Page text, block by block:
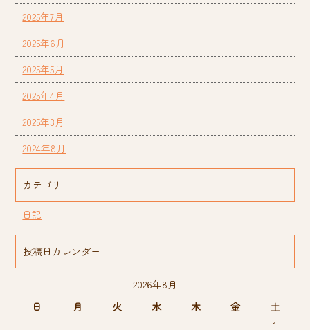
2025年7月
2025年6月
2025年5月
2025年4月
2025年3月
2024年8月
カテゴリー
日記
投稿日カレンダー
2026年8月
日
月 火 水 木 金
土
1